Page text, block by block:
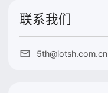
联系我们
5th@iotsh.com.cn